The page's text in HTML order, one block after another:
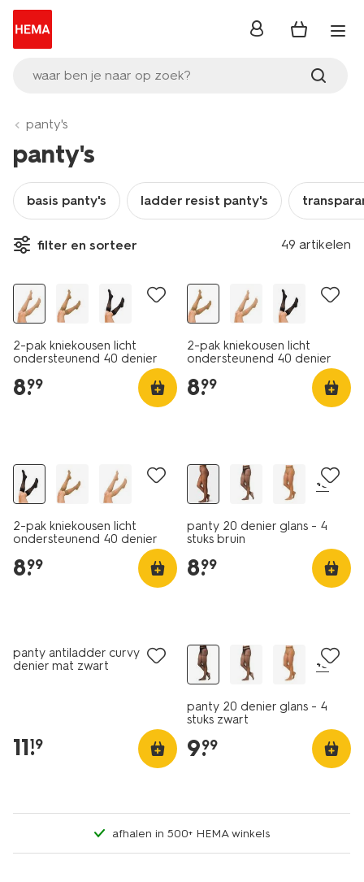
waar ben je naar op zoek?
inloggen
panty's
panty's
basis panty's ladder resist panty's
filter en sorteer 49 artikelen
2 paar
2-pak kniekousen licht
ondersteunend 40 denier
8.
99
2-pak kniekousen licht
ondersteunend 40 denier
8.
99
2-pak kniekousen licht
ondersteunend 40 denier
8.
99
+3
panty 20 denier glans - 4
stuks bruin
8.
99
panty antiladder curvy 20
denier mat zwart
11.
19
+3
panty 20 denier glans - 4
stuks zwart
9.
99
afhalen in 500+ HEMA winkels